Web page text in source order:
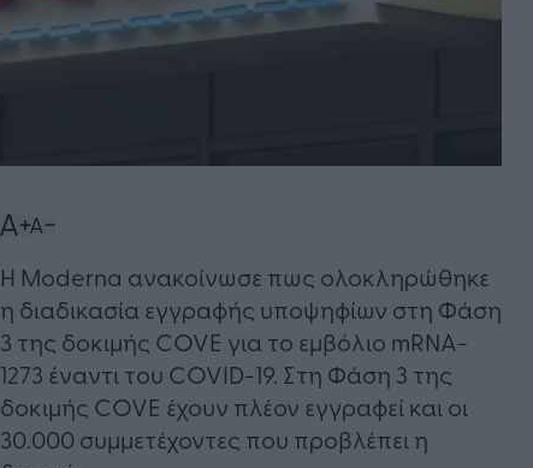
Η Moderna ανακοίνωσε πως ολοκληρώθηκε
η διαδικασία εγγραφής υποψηφίων στη Φάση
3 της δοκιμής COVE για το εμβόλιο mRNA-
1273 έναντι του COVID-19. Στη Φάση 3 της
δοκιμής COVE έχουν πλέον εγγραφεί και οι
30.000 συμμετέχοντες που προβλέπει η